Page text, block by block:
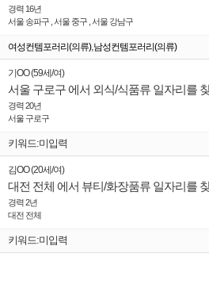
경력 16년
서울 송파구 , 서울 중구 , 서울 강남구
여성컨템포러리(의류),남성컨템포러리(의류)
기OO(59세 /여)
경력 20년
서울 구로구
키워드:미입력
김OO(20세 /여)
경력 2년
대전 전체
키워드:미입력